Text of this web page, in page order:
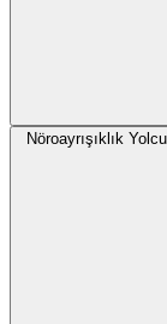
Nöroayrışıklık